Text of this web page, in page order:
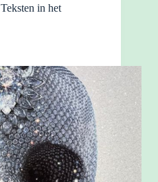
Teksten in het